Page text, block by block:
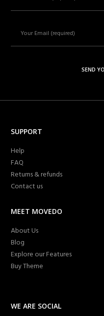
SUPPORT
Help
FAQ
Returns & refunds
Contact us
MEET MOVEDO
About Us
Blog
Explore our Features
Buy Theme
WE ARE SOCIAL